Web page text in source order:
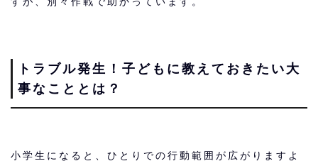
トラブル発生！子どもに教えておきたい大
事なこととは？
小学生になると、ひとりでの行動範囲が広がりますよ